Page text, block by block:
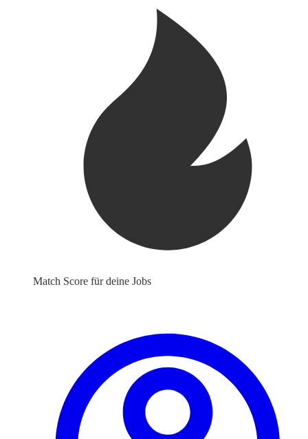
Match Score für deine Jobs